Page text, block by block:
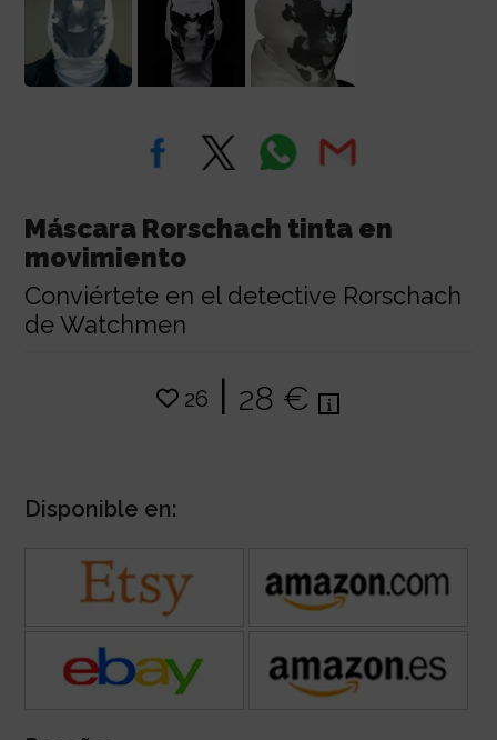
Máscara Rorschach tinta en
movimiento
Conviértete en el detective Rorschach
de Watchmen
26 | 28 €
Disponible en: